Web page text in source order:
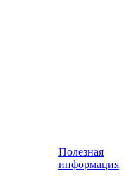
Полезная
информация